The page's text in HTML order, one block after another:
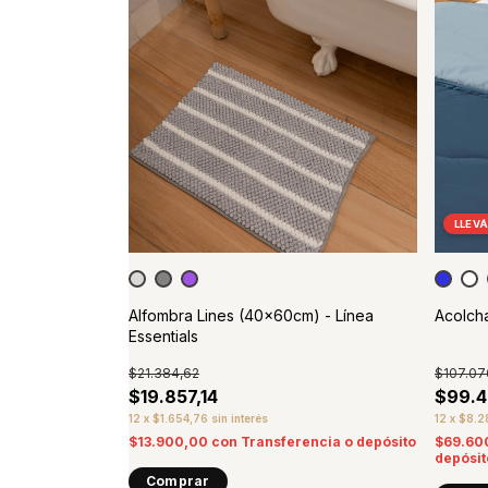
Alfombra Lines (40x60cm) - Línea
Essentials
$19.857,14
$21.384,62
12 x $1.654,76 sin interés
$13.900,00 con Transferencia o depósito
Comprar
12 x